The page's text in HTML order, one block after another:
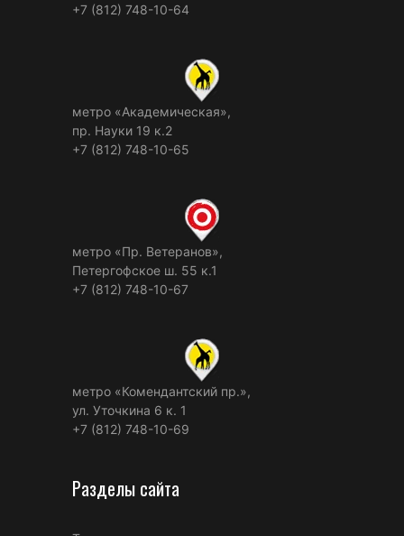
+7 (812) 748-10-64
метро «Академическая»,
пр. Науки 19 к.2
+7 (812) 748-10-65
метро «Пр. Ветеранов»,
Петергофское ш. 55 к.1
+7 (812) 748-10-67
метро «Комендантский пр.»,
ул. Уточкина 6 к. 1
+7 (812) 748-10-69
Разделы сайта